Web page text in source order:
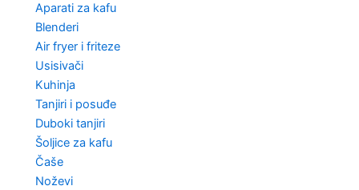
Aparati za kafu
Blenderi
Air fryer i friteze
Usisivači
Kuhinja
Tanjiri i posuđe
Duboki tanjiri
Šoljice za kafu
Čaše
Noževi